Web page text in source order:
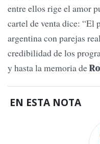
entre ellos rige el amor
cartel de venta dice:
argentina con parejas
credibilidad de los
y hasta la memoria de
EN ESTA NOTA